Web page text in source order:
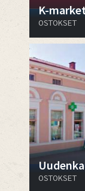
K-
OSTOKSET
OSTOKSET